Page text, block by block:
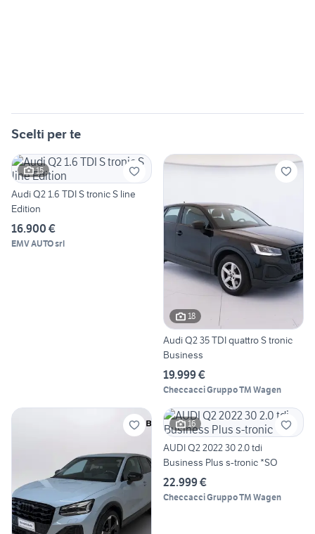
Scelti per te
15
Audi Q2 1.6 TDI S tronic S line
Edition
16.900 €
EMV AUTO srl
18
Audi Q2 35 TDI quattro S tronic
Business
19.999 €
Checcacci Gruppo TM Wagen
16
AUDI Q2 2022 30 2.0 tdi
Business Plus s-tronic *SO
22.999 €
Checcacci Gruppo TM Wagen